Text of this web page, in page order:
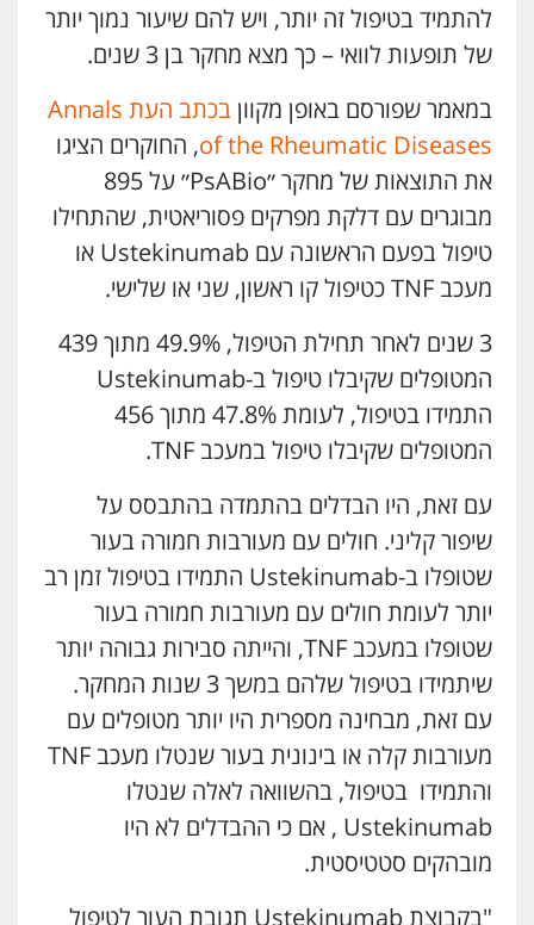
להתמיד בטיפול זה יותר, ויש להם שיעור נמוך יותר
של תופעות לוואי – כך מצא מחקר בן 3 שנים.
במאמר שפורסם באופן מקוון
בכתב העת Annals
of the Rheumatic Diseases, החוקרים הציגו
את התוצאות של מחקר ״PsABio״ על 895
מבוגרים עם דלקת מפרקים פסוריאטית, שהתחילו
טיפול בפעם הראשונה עם Ustekinumab או
מעכב TNF כטיפול קו ראשון, שני או שלישי.
3 שנים לאחר תחילת הטיפול, 49.9% מתוך 439
המטופלים שקיבלו טיפול ב-Ustekinumab
התמידו בטיפול, לעומת 47.8% מתוך 456
המטופלים שקיבלו טיפול במעכב TNF.
עם זאת, היו הבדלים בהתמדה בהתבסס על
שיפור קליני. חולים עם מעורבות חמורה בעור
שטופלו ב-Ustekinumab התמידו בטיפול זמן רב
יותר לעומת חולים עם מעורבות חמורה בעור
שטופלו במעכב TNF, והייתה סבירות גבוהה יותר
שיתמידו בטיפול שלהם במשך 3 שנות המחקר.
עם זאת, מבחינה מספרית היו יותר מטופלים עם
מעורבות קלה או בינונית בעור שנטלו מעכב TNF
והתמידו בטיפול, בהשוואה לאלה שנטלו
Ustekinumab , אם כי ההבדלים לא היו
מובהקים סטטיסטית.
"בקבוצת Ustekinumab תגובת העור לטיפול